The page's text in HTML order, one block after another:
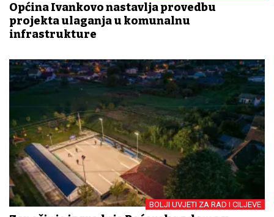
Općina Ivankovo nastavlja provedbu
projekta ulaganja u komunalnu
infrastrukture
BOLJI UVJETI ZA RAD I CILJEVE